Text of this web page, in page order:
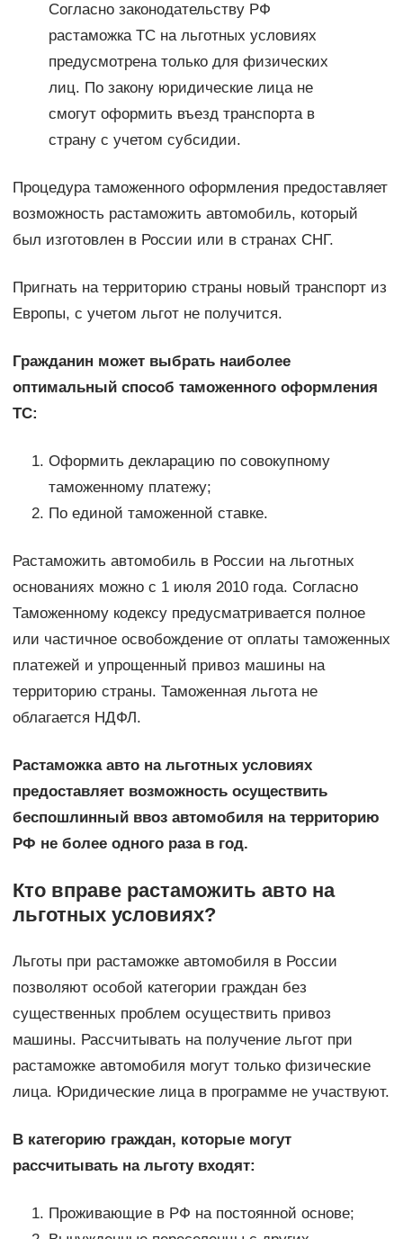
Согласно законодательству РФ
растаможка ТС на льготных условиях
предусмотрена только для физических
лиц. По закону юридические лица не
смогут оформить въезд транспорта в
страну с учетом субсидии.
Процедура таможенного оформления предоставляет
возможность растаможить автомобиль, который
был изготовлен в России или в странах СНГ.
Пригнать на территорию страны новый транспорт из
Европы, с учетом льгот не получится.
Гражданин может выбрать наиболее
оптимальный способ таможенного оформления
ТС:
Оформить декларацию по совокупному
таможенному платежу;
По единой таможенной ставке.
Растаможить автомобиль в России на льготных
основаниях можно с 1 июля 2010 года. Согласно
Таможенному кодексу предусматривается полное
или частичное освобождение от оплаты таможенных
платежей и упрощенный привоз машины на
территорию страны. Таможенная льгота не
облагается НДФЛ.
Растаможка авто на льготных условиях
предоставляет возможность осуществить
беспошлинный ввоз автомобиля на территорию
РФ не более одного раза в год.
Кто вправе растаможить авто на
льготных условиях?
Льготы при растаможке автомобиля в России
позволяют особой категории граждан без
существенных проблем осуществить привоз
машины. Рассчитывать на получение льгот при
растаможке автомобиля могут только физические
лица. Юридические лица в программе не участвуют.
В категорию граждан, которые могут
рассчитывать на льготу входят:
Проживающие в РФ на постоянной основе;